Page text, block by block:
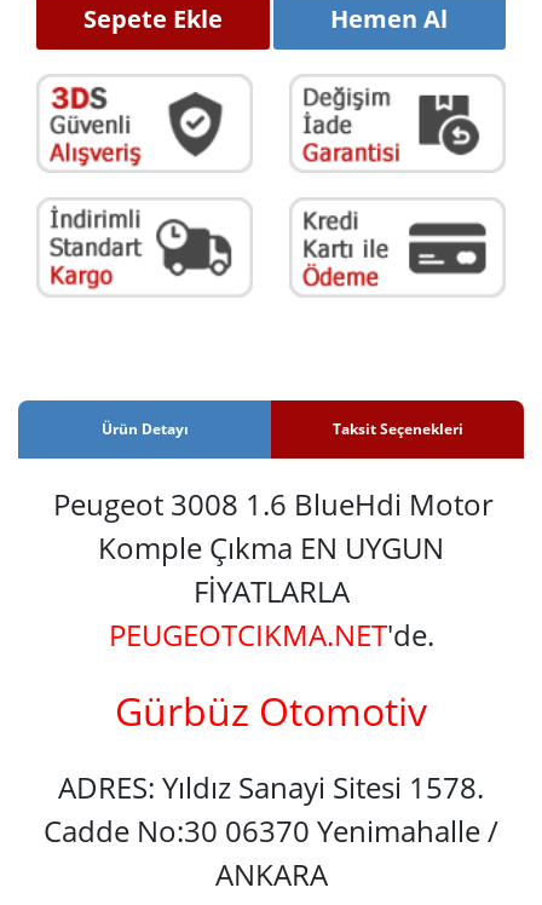
Sepete Ekle Hemen Al
Ürün Detayı Taksit Seçenekleri
Peugeot 3008 1.6 BlueHdi Motor
Komple Çıkma EN UYGUN
FİYATLARLA
PEUGEOTCIKMA.NET'de.
Gürbüz Otomotiv
ADRES: Yıldız Sanayi Sitesi 1578.
Cadde No:30 06370 Yenimahalle /
ANKARA